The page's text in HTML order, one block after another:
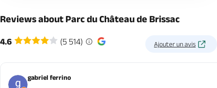
Reviews about Parc du Château de Brissac
4.6 (5 514) Ajouter un avis
gabriel ferrino